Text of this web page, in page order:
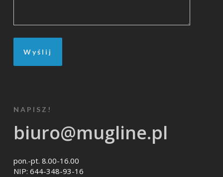
NAPISZ!
biuro@mugline.pl
pon.-pt. 8.00-16.00
NIP: 644-348-93-16